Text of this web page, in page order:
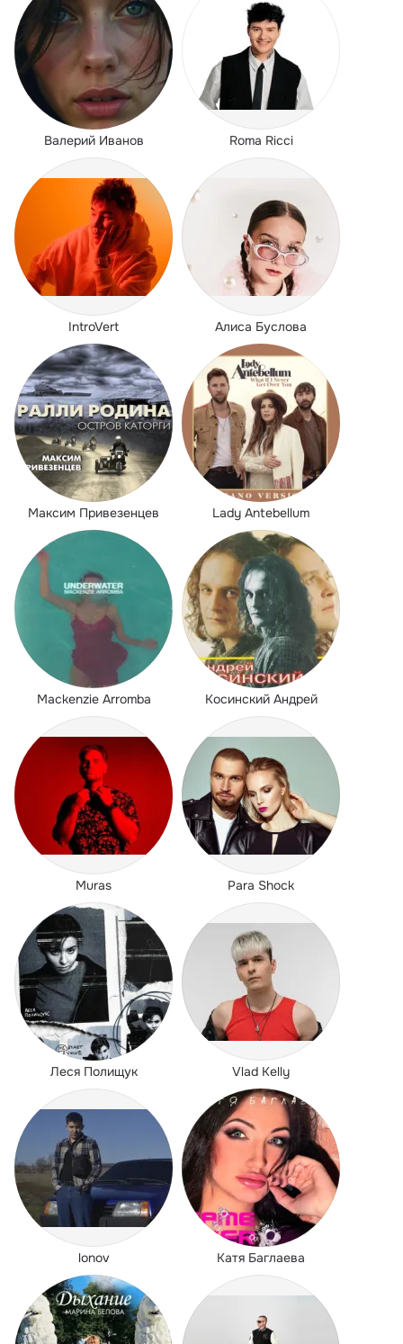
Валерий Иванов Roma Ricci
IntroVert Алиса Буслова
Максим Привезенцев Lady Antebellum
Mackenzie Arromba Косинский Андрей
Muras Para Shock
Леся Полищук Vlad Kelly
lonov Катя Баглаева